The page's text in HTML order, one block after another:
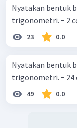
Nyatakan bentuk
23 0.0
Nyatakan bentuk
49 0.0